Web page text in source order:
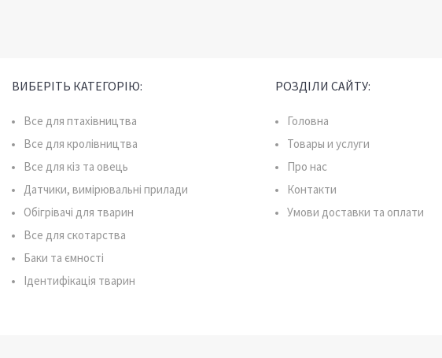
ВИБЕРІТЬ КАТЕГОРІЮ:
Все для птахівництва
Все для кролівництва
Все для кіз та овець
Датчики, вимірювальні прилади
Обігрівачі для тварин
Все для скотарства
Баки та ємності
Ідентифікація тварин
РОЗДІЛИ САЙТУ:
Головна
Товары и услуги
Про нас
Контакти
Умови доставки та оплати